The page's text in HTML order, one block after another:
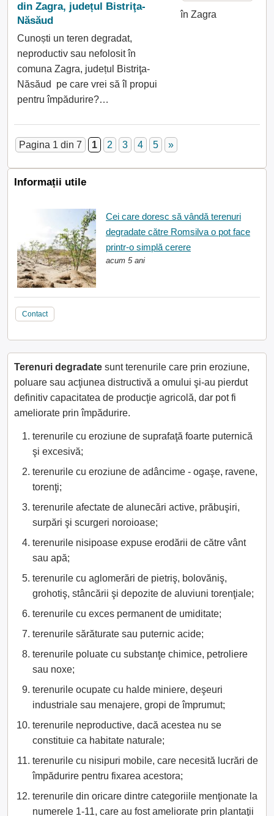
din Zagra, județul Bistriţa-
Năsăud
Cunoști un teren degradat,
neproductiv sau nefolosit în
comuna Zagra, județul Bistriţa-
Năsăud pe care vrei să îl propui
pentru împădurire?…
în Zagra
Pagina 1 din 7 1 2 3 4 5 »
Informații utile
Cei care doresc să vândă terenuri
degradate către Romsilva o pot face
printr-o simplă cerere
acum 5 ani
Contact
Terenuri degradate sunt terenurile care prin eroziune,
poluare sau acţiunea distructivă a omului şi-au pierdut
definitiv capacitatea de producţie agricolă, dar pot fi
ameliorate prin împădurire.
terenurile cu eroziune de suprafaţă foarte puternică
şi excesivă;
terenurile cu eroziune de adâncime - ogaşe, ravene,
torenţi;
terenurile afectate de alunecări active, prăbuşiri,
surpări şi scurgeri noroioase;
terenurile nisipoase expuse erodării de către vânt
sau apă;
terenurile cu aglomerări de pietriş, bolovăniş,
grohotiş, stâncării şi depozite de aluviuni torenţiale;
terenurile cu exces permanent de umiditate;
terenurile sărăturate sau puternic acide;
terenurile poluate cu substanţe chimice, petroliere
sau noxe;
terenurile ocupate cu halde miniere, deşeuri
industriale sau menajere, gropi de împrumut;
terenurile neproductive, dacă acestea nu se
constituie ca habitate naturale;
terenurile cu nisipuri mobile, care necesită lucrări de
împădurire pentru fixarea acestora;
terenurile din oricare dintre categoriile menţionate la
numerele 1-11, care au fost ameliorate prin plantaţii